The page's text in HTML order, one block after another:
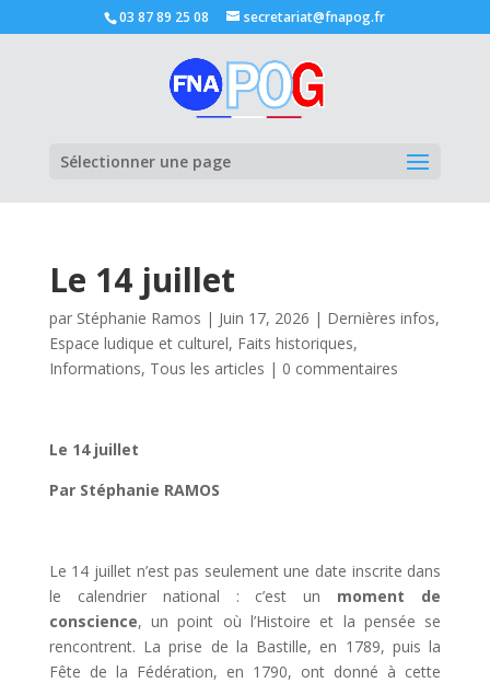
03 87 89 25 08 secretariat@fnapog.fr
Sélectionner une page
Le 14 juillet
par Stéphanie Ramos | Juin 17, 2026 | Dernières infos,
Espace ludique et culturel, Faits historiques,
Informations, Tous les articles | 0 commentaires
Le 14 juillet
Par Stéphanie RAMOS
Le 14 juillet n’est pas seulement une date inscrite dans
le calendrier national : c’est un moment de
conscience, un point où l’Histoire et la pensée se
rencontrent. La prise de la Bastille, en 1789, puis la
Fête de la Fédération, en 1790, ont donné à cette